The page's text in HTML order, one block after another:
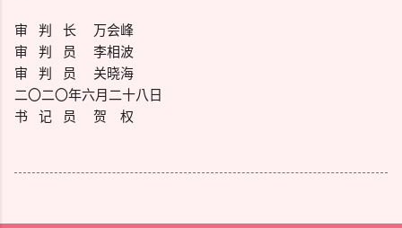
审 判 长 万会峰
审 判 员 李相波
审 判 员 关晓海
二〇二〇年六月二十八日
书 记 员 贺 权